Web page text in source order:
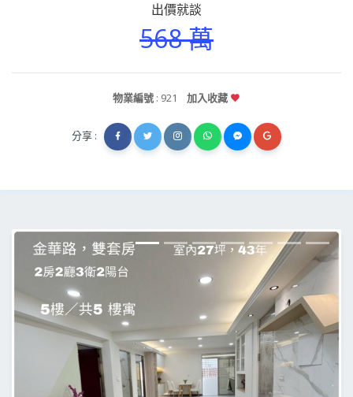
出價就談
568 萬
物業編號 : 921 加入收藏
分享 :